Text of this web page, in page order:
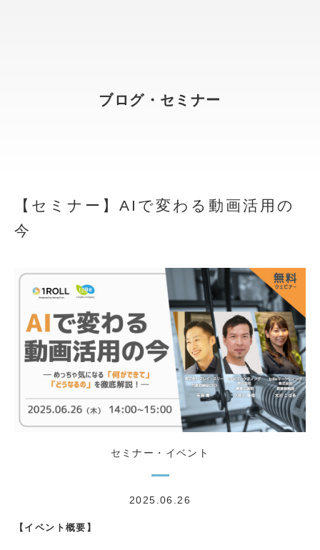
ブログ・セミナー
【セミナー】AIで変わる動画活用の
今
セミナー・イベント
2025.06.26
【イベント概要】